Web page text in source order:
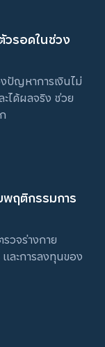
วรอดในช่วง
ปัญหาการเงินไม่
ได้ผลจริง ช่วย
พฤติกรรมการ
วจร่างกาย
และการลงทุนของ